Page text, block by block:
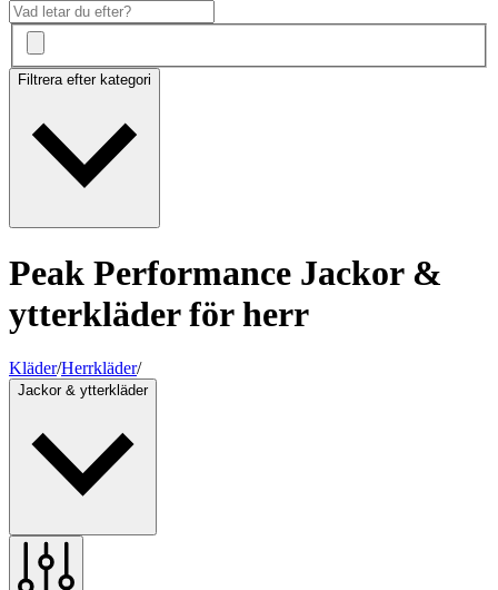
Filtrera efter kategori
Peak Performance Jackor &
ytterkläder för herr
Kläder/Herrkläder/
Jackor & ytterkläder